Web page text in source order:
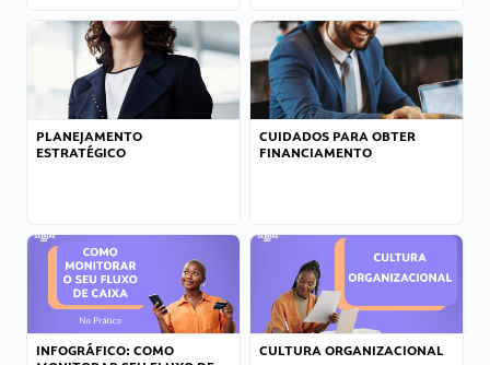
PLANEJAMENTO
ESTRATÉGICO
CUIDADOS PARA OBTER
FINANCIAMENTO
INFOGRÁFICO: COMO
CULTURA ORGANIZACIONAL